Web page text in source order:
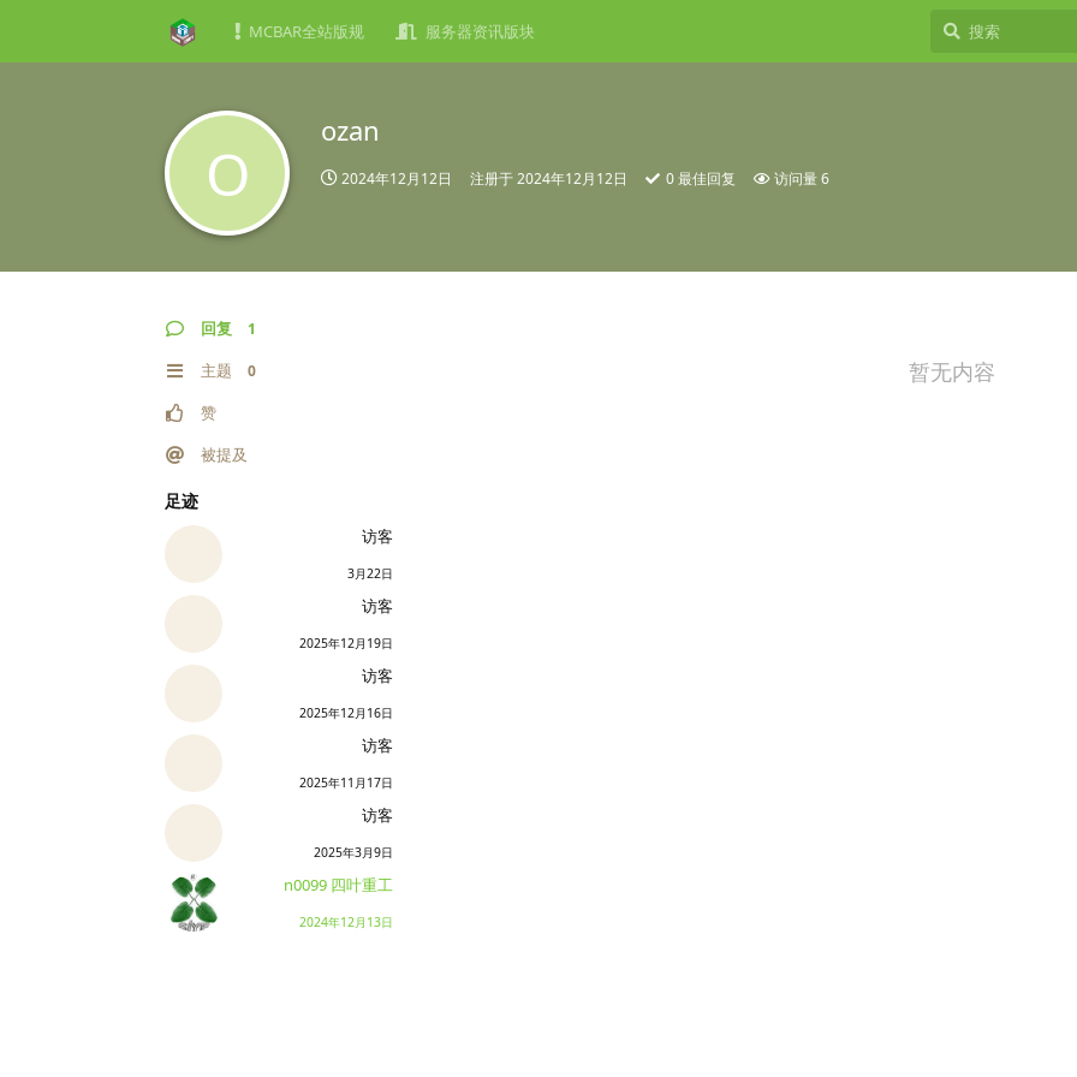
MCBAR全站版规 服务器资讯版块
O
ozan
2024年12月12日 注册于2024年12月12日 0最佳回复 访问量6
回复 1
主题 0
赞
被提及
足迹
访客
3月22日
访客
2025年12月19日
访客
2025年12月16日
访客
2025年11月17日
访客
2025年3月9日
n0099 四叶重工
2024年12月13日
暂无内容